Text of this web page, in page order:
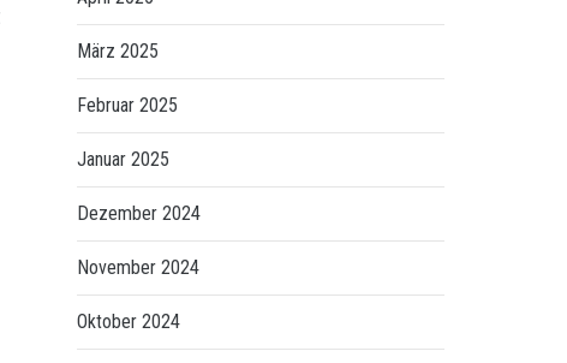
März 2025
Februar 2025
Januar 2025
Dezember 2024
November 2024
Oktober 2024